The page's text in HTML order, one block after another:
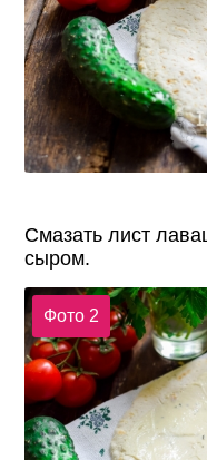
Смазать лист
сыром.
Фото 2